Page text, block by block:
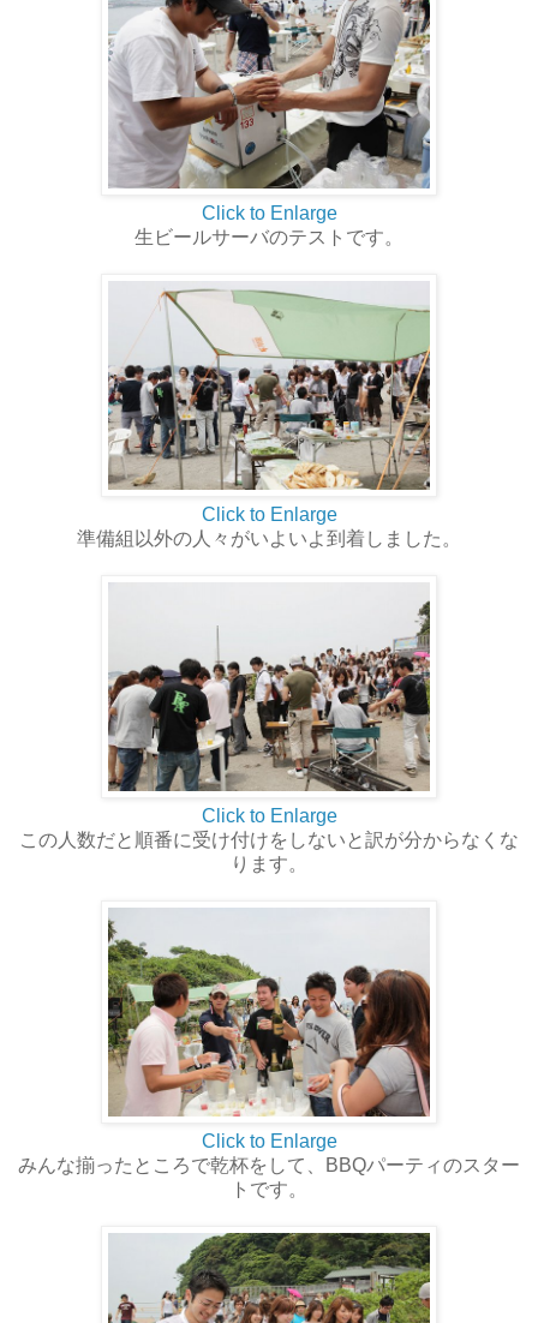
Click to Enlarge
生ビールサーバのテストです。
Click to Enlarge
準備組以外の人々がいよいよ到着しました。
Click to Enlarge
この人数だと順番に受け付けをしないと訳が分からなくな
ります。
Click to Enlarge
みんな揃ったところで乾杯をして、BBQパーティのスター
トです。